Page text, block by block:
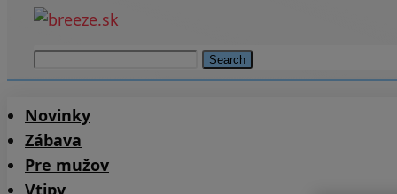
Search
Novinky
Zábava
Pre mužov
Vtipy